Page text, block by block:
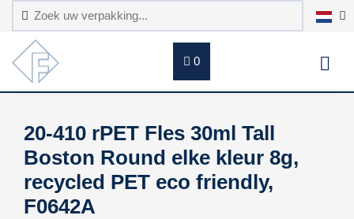
0
20-410 rPET Fles 30ml Tall
Boston Round elke kleur 8g,
recycled PET eco friendly,
F0642A